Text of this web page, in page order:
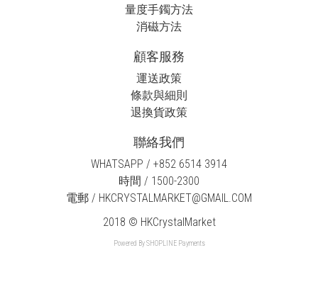
量度手鐲方法
消磁方法
顧客服務
運送政策
條款與細則
退換貨政策
聯絡我們
WHATSAPP / +852 6514 3914
時間 / 1500-2300
電郵 / HKCRYSTALMARKET@GMAIL.COM
2018 © HKCrystalMarket
Powered BySHOPLINE Payments